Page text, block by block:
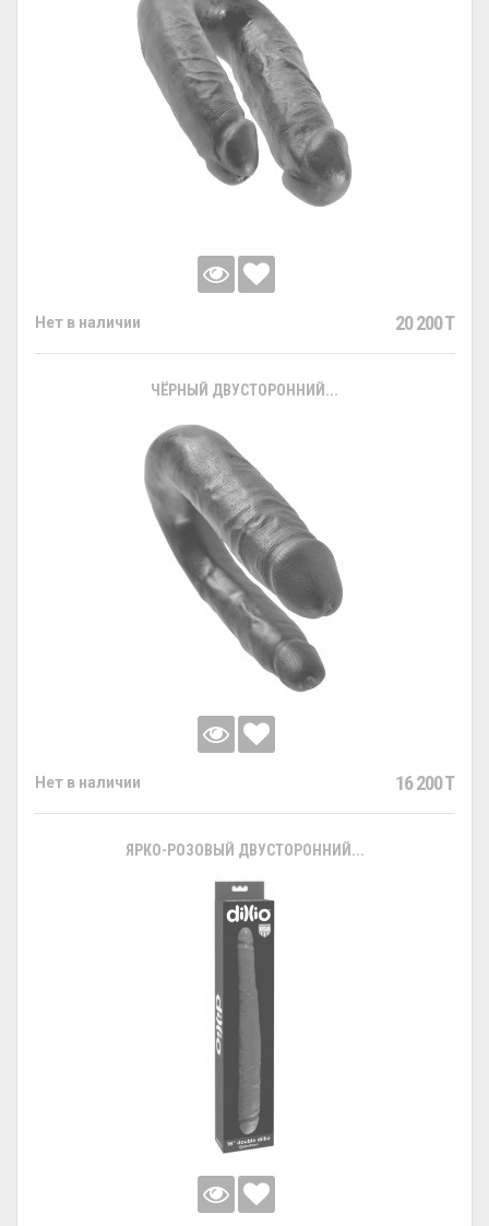
Нет в наличии 20 200 T
ЧЁРНЫЙ ДВУСТОРОННИЙ...
Нет в наличии 16 200 T
ЯРКО-РОЗОВЫЙ ДВУСТОРОННИЙ...